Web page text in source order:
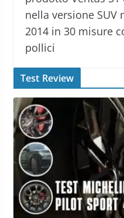
nella versione SUV
2014 in 30 misure
pollici
Test Review